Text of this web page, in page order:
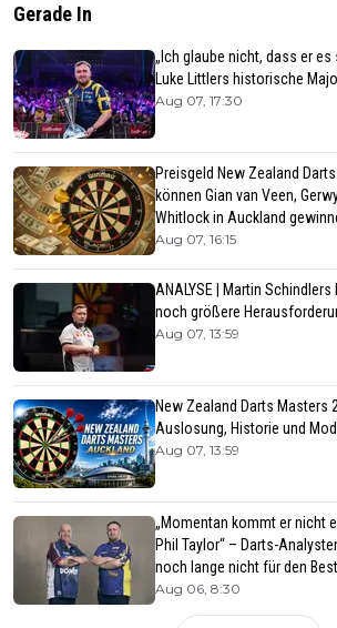
Gerade In
„Ich glaube nicht, dass er
Luke Littlers historische
Aug 07, 17:30
Preisgeld New Zealand
können Gian van Veen,
Whitlock in Auckland
Aug 07, 16:15
ANALYSE | Martin
noch größere
Aug 07, 13:59
New Zealand Darts Masters
Auslosung, Historie und
Aug 07, 13:59
„Momentan kommt er nicht
Phil Taylor“ – Darts-
noch lange nicht für den
Aug 06, 8:30